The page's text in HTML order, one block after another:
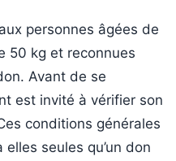
personnes âgées de
50 kg et reconnues
Avant de se
est invité à vérifier son
conditions générales
seules qu’un don